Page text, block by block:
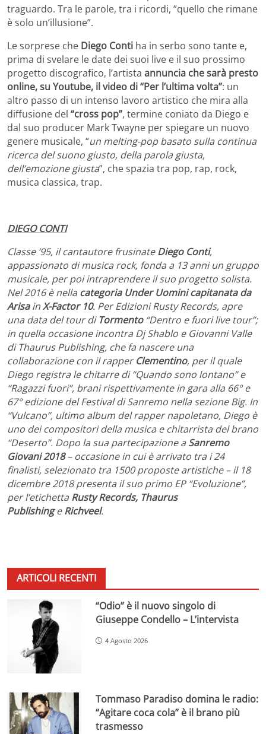
traguardo. Tra le parole, tra i ricordi, “quello che rimane
è solo un’illusione”.
Le sorprese che Diego Conti ha in serbo sono tante e,
prima di svelare le date dei suoi live e il suo prossimo
progetto discografico, l’artista annuncia che sarà presto
online, su Youtube, il video di “Per l’ultima volta”: un
altro passo di un intenso lavoro artistico che mira alla
diffusione del “cross pop”, termine coniato da Diego e
dal suo producer Mark Twayne per spiegare un nuovo
genere musicale, “un melting-pop basato sulla continua
ricerca del suono giusto, della parola giusta,
dell’emozione giusta”, che spazia tra pop, rap, rock,
musica classica, trap.
DIEGO CONTI
Classe ’95, il cantautore frusinateDiego Conti,
appassionato di musica rock, fonda a 13 anni un gruppo
musicale, per poi intraprendere il suo progetto solista.
Nel 2016 è nella categoria Under Uomini capitanata da
ArisainX-Factor 10. Per Edizioni Rusty Records, apre
una data del tour diTormento“Dentro e fuori live tour”;
in quella occasione incontra Dj Shablo e Giovanni Valle
di Thaurus Publishing, che fa nascere una
collaborazione con il rapperClementino, per il quale
Diego registra le chitarre di “Quando sono lontano” e
“Ragazzi fuori”, brani rispettivamente in gara alla 66° e
67° edizione del Festival di Sanremo nella sezione Big. In
“Vulcano”, ultimo album del rapper napoletano, Diego è
uno dei compositori della musica e chitarrista del brano
“Deserto”. Dopo la sua partecipazione a Sanremo
Giovani 2018– occasione in cui è arrivato tra i 24
finalisti, selezionato tra 1500 proposte artistiche – il 18
dicembre 2018 presenta il suo primo EP “Evoluzione”,
per l’etichetta Rusty Records, Thaurus
PublishingeRichveel.
ARTICOLI RECENTI
“Odio” è il nuovo singolo di
Giuseppe Condello – L’intervista
4 Agosto 2026
Tommaso Paradiso domina le radio:
“Agitare coca cola” è il brano più
trasmesso